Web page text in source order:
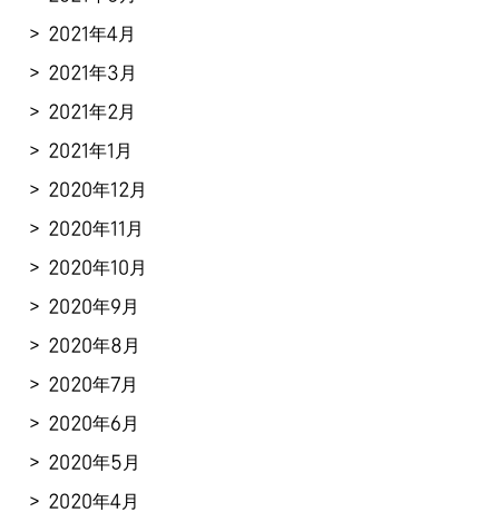
2021年4月
2021年3月
2021年2月
2021年1月
2020年12月
2020年11月
2020年10月
2020年9月
2020年8月
2020年7月
2020年6月
2020年5月
2020年4月